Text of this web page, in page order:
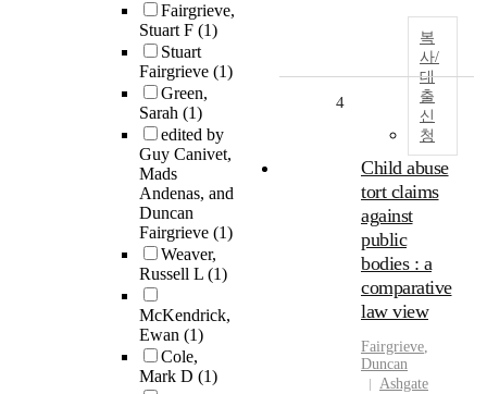
Fairgrieve,
Stuart F (1)
Stuart
Fairgrieve (1)
Green,
Sarah (1)
edited by
Guy Canivet,
Mads
Andenas, and
Duncan
Fairgrieve (1)
Weaver,
Russell L (1)
McKendrick,
Ewan (1)
Cole,
Mark D (1)
복
사/
대
출
신
청
4
Child abuse
tort claims
against
public
bodies : a
comparative
law view
Fairgrieve,
Duncan
Ashgate